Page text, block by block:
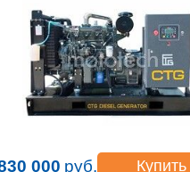
000 руб. Купить